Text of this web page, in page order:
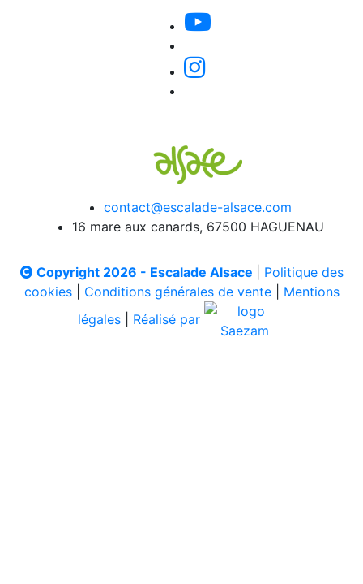
contact@escalade-alsace.com
16 mare aux canards, 67500 HAGUENAU
Copyright 2026 - Escalade Alsace
Politique des
cookies| Conditions générales de vente| Mentions
légales
Réalisé par